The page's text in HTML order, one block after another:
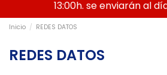
13:00h. se enviarán al
Inicio REDES DATOS
REDES DATOS